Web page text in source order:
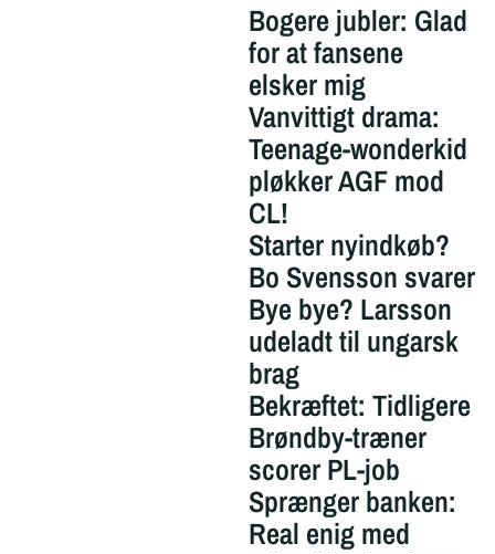
Bogere jubler: Glad
for at fansene
elsker mig
Vanvittigt drama:
Teenage-wonderkid
pløkker AGF mod
CL!
Starter nyindkøb?
Bo Svensson svarer
Bye bye? Larsson
udeladt til ungarsk
brag
Bekræftet: Tidligere
Brøndby-træner
scorer PL-job
Sprænger banken:
Real enig med